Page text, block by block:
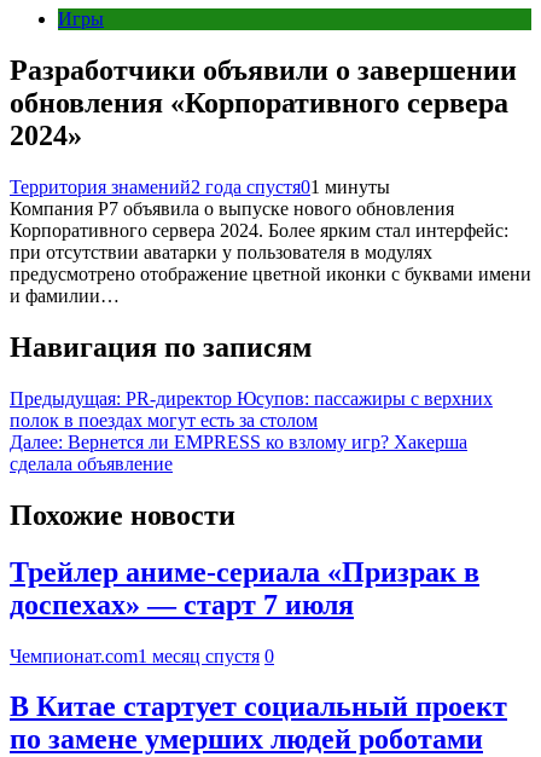
Игры
Разработчики объявили о завершении
обновления «Корпоративного сервера
2024»
Территория знамений2 года спустя01 минуты
Компания Р7 объявила о выпуске нового обновления
Корпоративного сервера 2024. Более ярким стал интерфейс:
при отсутствии аватарки у пользователя в модулях
предусмотрено отображение цветной иконки с буквами имени
и фамилии…
Навигация по записям
Предыдущая: PR-директор Юсупов: пассажиры с верхних
полок в поездах могут есть за столом
Далее: Вернется ли EMPRESS ко взлому игр? Хакерша
сделала объявление
Похожие новости
Трейлер аниме-сериала «Призрак в
доспехах» — старт 7 июля
Чемпионат.com1 месяц спустя 0
В Китае стартует социальный проект
по замене умерших людей роботами